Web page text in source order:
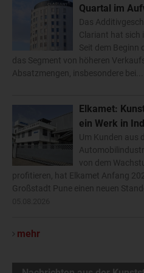
Quartal im
Das
Clariant hat sich
Seit dem
das Segment von höheren
Absatzmengen, insbesondere bei...
Elkamet:
ein Werk in
Um Kunden aus
von dem
profitieren, hat Elkamet Anfang
Großstadt Pune einen neuen
mehr